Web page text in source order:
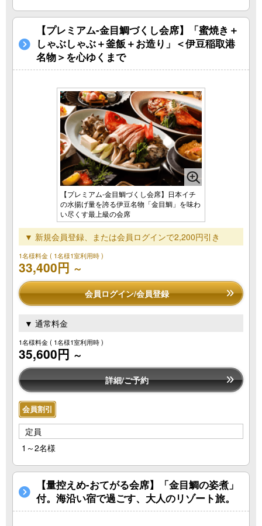
【プレミアム-金目鯛づくし会席】「蜜焼き＋
しゃぶしゃぶ＋釜飯＋お造り」＜伊豆稲取港
名物＞を心ゆくまで
【プレミアム-金目鯛づくし会席】日本イチ
の水揚げ量を誇る伊豆名物「金目鯛」を味わ
い尽くす最上級の会席
▼ 新規会員登録、または会員ログインで2,200円引き
1名様料金( 1名様1室利用時 )
33,400円 ～
会員ログイン/会員登録
▼ 通常料金
1名様料金( 1名様1室利用時 )
35,600円 ～
詳細/ご予約
会員割引
定員
1～2名様
【量控えめ-おてがる会席】「金目鯛の姿煮」
付。海沿い宿で過ごす、大人のリゾート旅。